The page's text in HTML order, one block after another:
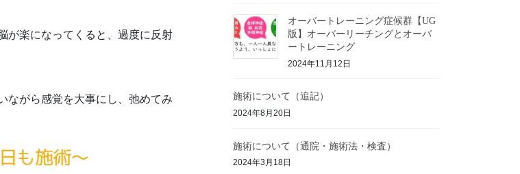
が楽になってくると、過度に反射
ながら感覚を大事にし、弛めてみ
オーバートレーニング症候群【UG
版】オーバーリーチングとオーバ
ートレーニング
2024年11月12日
施術について（追記）
2024年8月20日
施術について（通院・施術法・検査）
2024年3月18日